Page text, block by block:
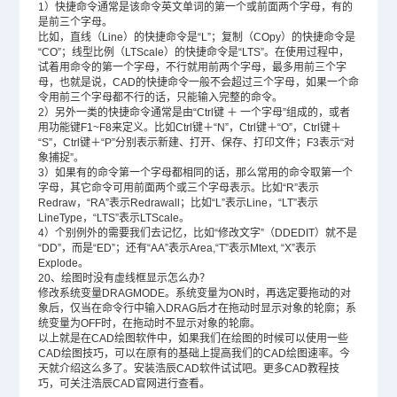
1）快捷命令通常是该命令英文单词的第一个或前面两个字母，有的
是前三个字母。
比如，直线（Line）的快捷命令是“L”；复制（COpy）的快捷命令是
“CO”；线型比例（LTScale）的快捷命令是“LTS”。在使用过程中，
试着用命令的第一个字母，不行就用前两个字母，最多用前三个字
母，也就是说，CAD的快捷命令一般不会超过三个字母，如果一个命
令用前三个字母都不行的话，只能输入完整的命令。
2）另外一类的快捷命令通常是由“Ctrl键 ＋ 一个字母”组成的，或者
用功能键F1~F8来定义。比如Ctrl键＋“N”，Ctrl键＋“O”，Ctrl键＋
“S”，Ctrl键＋“P”分别表示新建、打开、保存、打印文件；F3表示“对
象捕捉”。
3）如果有的命令第一个字母都相同的话，那么常用的命令取第一个
字母，其它命令可用前面两个或三个字母表示。比如“R”表示
Redraw，“RA”表示Redrawall；比如“L”表示Line，“LT”表示
LineType，“LTS”表示LTScale。
4）个别例外的需要我们去记忆，比如“修改文字”（DDEDIT）就不是
“DD”，而是“ED”；还有“AA”表示Area,“T”表示Mtext, “X”表示
Explode。
20、绘图时没有虚线框显示怎么办？
修改系统变量DRAGMODE。系统变量为ON时，再选定要拖动的对
象后，仅当在命令行中输入DRAG后才在拖动时显示对象的轮廓；系
统变量为OFF时，在拖动时不显示对象的轮廓。
以上就是在CAD绘图软件中，如果我们在绘图的时候可以使用一些
CAD绘图技巧，可以在原有的基础上提高我们的CAD绘图速率。今
天就介绍这么多了。安装浩辰CAD软件试试吧。更多CAD教程技
巧，可关注浩辰CAD官网进行查看。